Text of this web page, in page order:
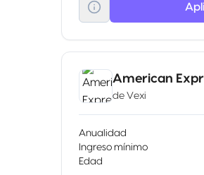
mascota, checkup,
Programa Viajes
eventos, tours por la
cashback.
American
de Vexi
Anualidad
Ingreso mínimo
Edad